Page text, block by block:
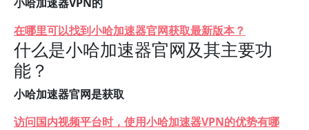
在哪里可以找到小哈加速器官网获取最新版本？
什么是小哈加速器官网及其主要功
能？
小哈加速器官网是获取
访问国内视频平台时，使用小哈加速器VPN的优势有哪